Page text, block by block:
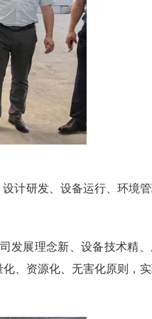
计研发、设备运行、环境
发展理念新、设备技术精
、资源化、无害化原则，